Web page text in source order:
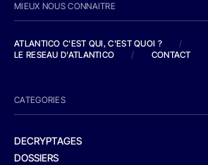
MIEUX NOUS CONNAITRE
ATLANTICO C'EST QUI, C'EST QUOI ?
/
LE RESEAU D'ATLANTICO
/ CONTACT
CATEGORIES
DECRYPTAGES
DOSSIERS